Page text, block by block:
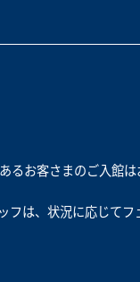
るお客さまのご入館は
フは、状況に応じてフ